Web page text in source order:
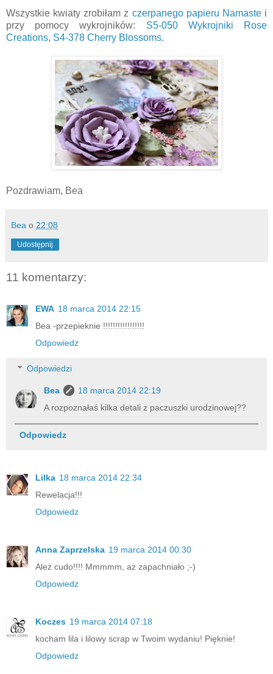
Wszystkie kwiaty zrobiłam z czerpanego papieru Namastei
przy pomocy wykrojników: S5-050 Wykrojniki Rose
Creations, S4-378 Cherry Blossoms.
Pozdrawiam, Bea
Bea o 22:08
Udostępnij
11 komentarzy:
EWA 18 marca 2014 22:15
Bea -przepieknie !!!!!!!!!!!!!!!!!
Odpowiedz
Odpowiedzi
Bea
18 marca 2014 22:19
A rozpoznałaś kilka detali z paczuszki urodzinowej??
Odpowiedz
Lilka 18 marca 2014 22:34
Rewelacja!!!
Odpowiedz
Anna Zaprzelska 19 marca 2014 00:30
Ależ cudo!!!! Mmmmm, aż zapachniało ;-)
Odpowiedz
Koczes 19 marca 2014 07:18
kocham lila i lilowy scrap w Twoim wydaniu! Pięknie!
Odpowiedz